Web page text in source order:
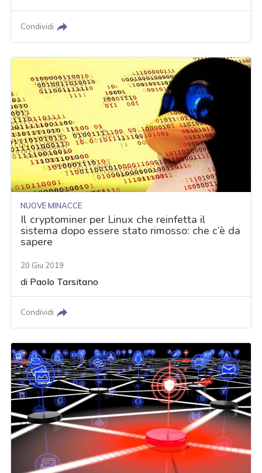
Condividi
NUOVE MINACCE
Il cryptominer per Linux che reinfetta il
sistema dopo essere stato rimosso: che c’è da
sapere
20 Giu 2019
di Paolo Tarsitano
Condividi